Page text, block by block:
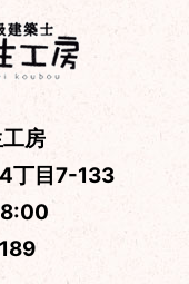
房
丁目7-133